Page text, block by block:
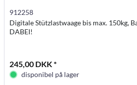
912258
Digitale Stützlastwaage bis max. 150kg,
DABEI!
245,00 DKK *
disponibel på lager